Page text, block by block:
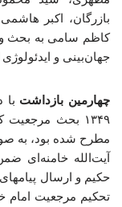
بازرگان، اکبر
کاظم سامی به بحث
جهان‌بینی و ایدئولوژی
چهارمین بازداشت
۱۳۴۹ بحث
مطرح شده بود، به
آیت‌الله خامنه‌ای
حکیم و ارسال
تحکیم مرجعیت امام